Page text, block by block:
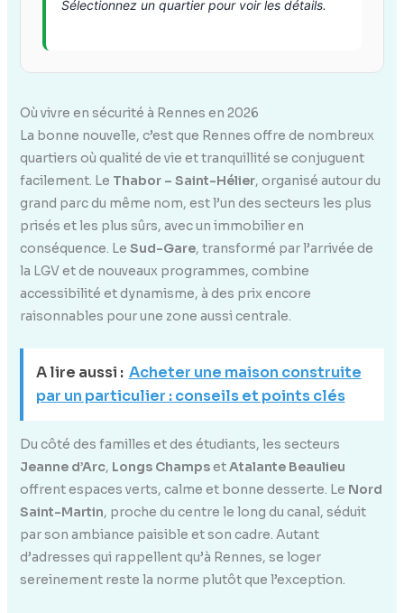
Sélectionnez un quartier pour voir les détails.
Où vivre en sécurité à Rennes en 2026
La bonne nouvelle, c’est que Rennes offre de nombreux
quartiers où qualité de vie et tranquillité se conjuguent
facilement. Le Thabor – Saint-Hélier, organisé autour du
grand parc du même nom, est l’un des secteurs les plus
prisés et les plus sûrs, avec un immobilier en
conséquence. Le Sud-Gare, transformé par l’arrivée de
la LGV et de nouveaux programmes, combine
accessibilité et dynamisme, à des prix encore
raisonnables pour une zone aussi centrale.
A lire aussi : Acheter une maison construite
par un particulier : conseils et points clés
Du côté des familles et des étudiants, les secteurs
Jeanne d’Arc, Longs ChampsetAtalante Beaulieu
offrent espaces verts, calme et bonne desserte. Le Nord
Saint-Martin, proche du centre le long du canal, séduit
par son ambiance paisible et son cadre. Autant
d’adresses qui rappellent qu’à Rennes, se loger
sereinement reste la norme plutôt que l’exception.